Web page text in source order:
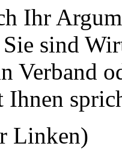
Ihr
sind
Verband
Ihnen
Linken)